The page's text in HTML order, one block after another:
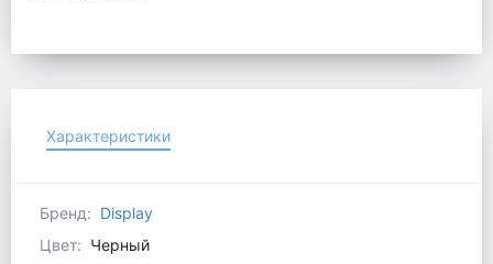
Характеристики
Бренд: Display
Цвет: Черный